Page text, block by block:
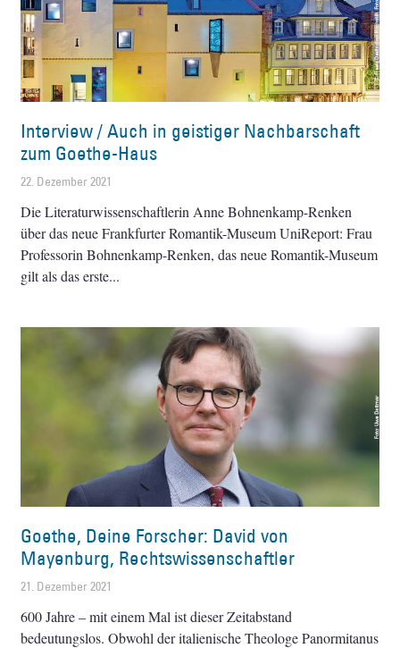
Interview / Auch in geistiger Nachbarschaft
zum Goethe-Haus
22. Dezember 2021
Die Literaturwissenschaftlerin Anne Bohnenkamp-Renken
über das neue Frankfurter Romantik-Museum UniReport: Frau
Professorin Bohnenkamp-Renken, das neue Romantik-Museum
gilt als das erste
Goethe, Deine Forscher: David von
Mayenburg, Rechtswissenschaftler
21. Dezember 2021
600 Jahre – mit einem Mal ist dieser Zeitabstand
bedeutungslos. Obwohl der italienische Theologe Panormitanus